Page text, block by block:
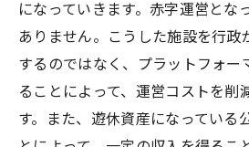
になっていきます。赤字運営とな
ありません。こうした施設を行政
するのではなく、プラットフォー
ることによって、運営コストを削
す。また、遊休資産になっている